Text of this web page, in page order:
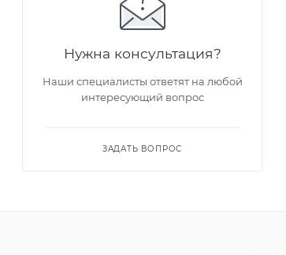
Нужна консультация?
Наши специалисты ответят на любой
интересующий вопрос
ЗАДАТЬ ВОПРОС